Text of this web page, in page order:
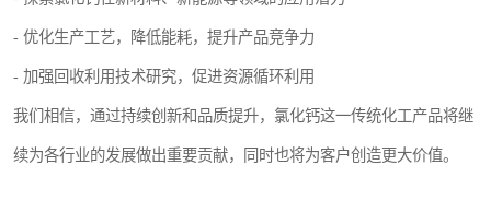
- 优化生产工艺，降低能耗，提升产品竞争力
- 加强回收利用技术研究，促进资源循环利用
我们相信，通过持续创新和品质提升，氯化钙这一传统化工产品将继
续为各行业的发展做出重要贡献，同时也将为客户创造更大价值。